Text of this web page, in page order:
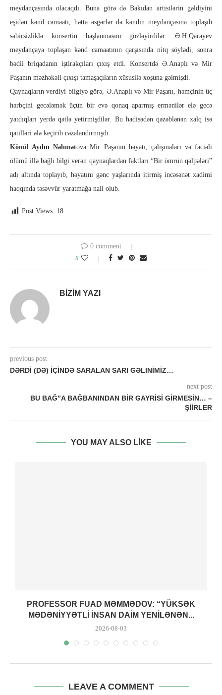
meydançasında olacaqdı. Buna görə də Bakıdan artistlərin gəldiyini
eşidən kənd camaatı, hətta əsgərlər də kəndin meydançasına toplaşıb
səbirsizliklə konsertin başlanmasını gözləyirdilər. Ə.H.Qarayev
meydançaya toplaşan kənd camaatının qarşısında nitq söylədi, sonra
bədii briqadanın iştirakçıları çıxış etdi. Konsertdə Ə.Anaplı və Mir
Paşanın məzhəkəli çıxışı tamaşaçıların xüsusilə xoşuna gəlmişdi.
Qaynaqların verdiyi bilgiyə görə, Ə.Anaplı və Mir Paşanı, həmçinin üç
hərbçini gecələmək üçün bir evə qonaq aparmış ermənilər elə gecə
yatdıqları yerdə qətlə yetirmişdilər. Bu hadisədən qəzəblənən xalq isə
qatilləri ələ keçirib cəzalandırmışdı.
Könül Aydın Nəhmətova Mir Paşanın həyatı, çalışmaları və faciəli
ölümü illə bağlı bilgi verən qaynaqlardan faktları “Bir ömrün qəlpələri”
adı altında toplayıb, həyatını gənc yaşlarında itirmiş incəsənət xadimi
haqqında təsəvvür yaratmağa nail olub.
Post Views: 18
0 comment
0
BIZIM YAZI
previous post
DƏRDİ (DƏ) İÇİNDƏ SARALAN SARI GƏLINİMİZ…
next post
BU BAĞ”A BAĞBANINDAN BIR GAYRISI GIRMESIN… –
ŞIIRLER
YOU MAY ALSO LIKE
PROFESSOR FUAD MƏMMƏDOV: “YÜKSƏK
MƏDƏNIYYƏTLI INSAN DAIM YENILƏNƏN...
2026-08-03
LEAVE A COMMENT